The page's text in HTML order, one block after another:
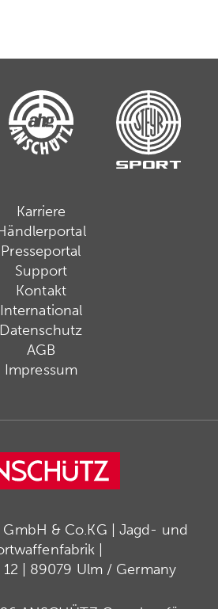
Karriere
Presseportal
Support
Kontakt
International
Datenschutz
AGB
Impressum
GmbH & Co.KG | Jagd- und
|
12 | 89079 Ulm / Germany